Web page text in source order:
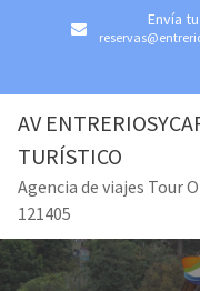
Envía
AV
TURÍSTICO
Agencia de viajes Tour
121405